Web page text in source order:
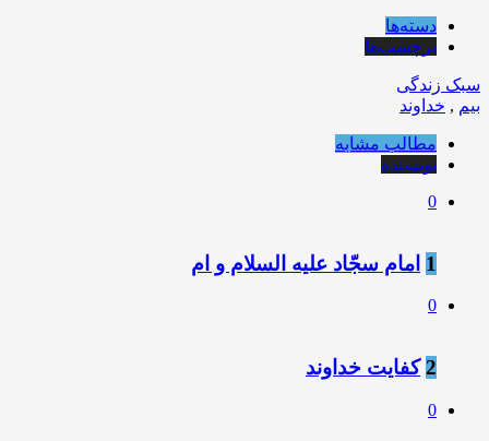
دسته‌ها
برچسب‌ها
سبک زندگی
بیم , خداوند
مطالب مشابه
نویسنده
0
1 امام سجّاد عليه السلام و ام
0
2 کفایت خداوند
0